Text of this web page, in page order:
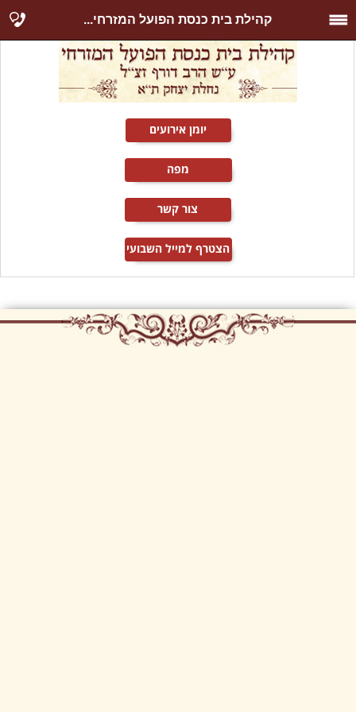
קהילת בית כנסת הפועל המזרחי...
מפה
יומן אירועים
צור קשר
הצטרף למייל השבועי